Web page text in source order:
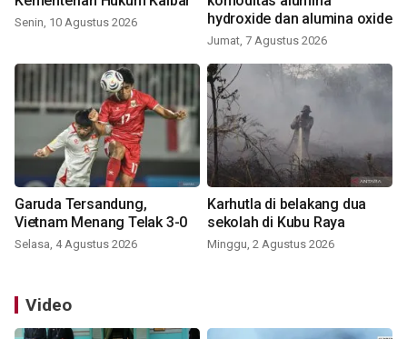
Senin, 10 Agustus 2026
hydroxide dan alumina oxide
Jumat, 7 Agustus 2026
Garuda Tersandung,
Vietnam Menang Telak 3-0
Selasa, 4 Agustus 2026
Karhutla di belakang dua
sekolah di Kubu Raya
Minggu, 2 Agustus 2026
Video